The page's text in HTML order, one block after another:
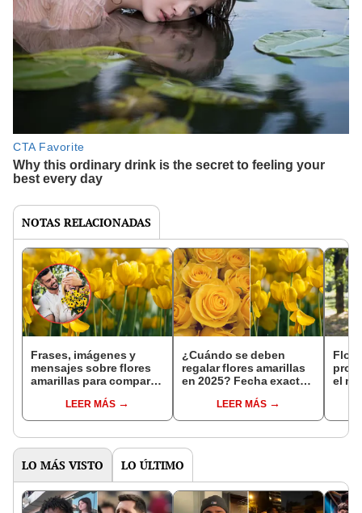
NOTAS RELACIONADAS
Frases, imágenes y
mensajes sobre flores
amarillas para compartir
alguien especial
LEER MÁS
¿Cuándo se deben
regalar flores amarillas
en 2025? Fecha exacta y
LEER MÁS
el
LO MÁS VISTO LO ÚLTIMO